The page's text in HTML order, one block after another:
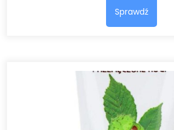
Sprawdź